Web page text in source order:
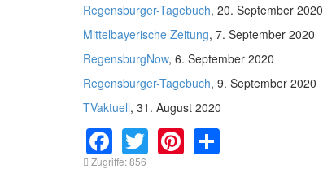
Regensburger-Tagebuch, 20. September 2020
Mittelbayerische Zeitung, 7. September 2020
RegensburgNow, 6. September 2020
Regensburger-Tagebuch, 9. September 2020
TVaktuell, 31. August 2020
Facebook
TwitterPinterest
Zugriffe: 856